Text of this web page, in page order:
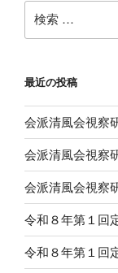
ン
検
索:
最近の投稿
会派清風会視
会派清風会視
会派清風会視察
令和８年第１回
令和８年第１回